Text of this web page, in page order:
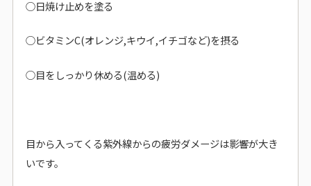
○日焼け止めを塗る
○ビタミンC(オレンジ,キウイ,イチゴなど)を摂る
○目をしっかり休める(温める)
目から入ってくる紫外線からの疲労ダメージは影響が大き
いです。